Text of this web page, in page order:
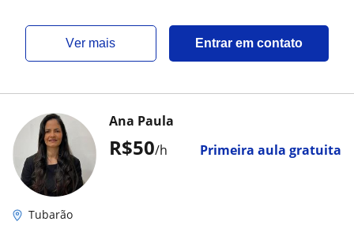
ver mais Entrar em contato
R$50/h Primeira aula gratuita
Ana Paula
Tubarão